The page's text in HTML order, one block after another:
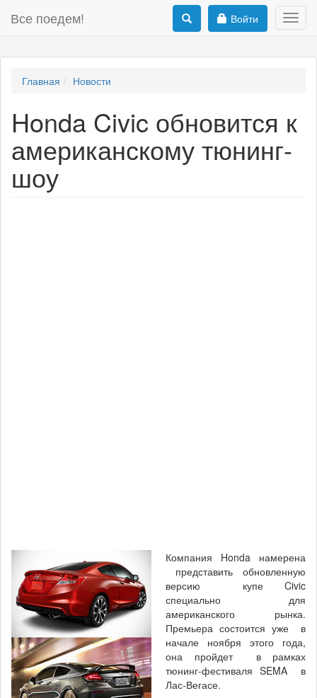
Все поедем! Войти
Главная Новости
Honda Civic обновится к
американскому тюнинг-
шоу
Компания Honda намерена
представить обновленную
версию купе Civic
специально для
американского рынка.
Премьера состоится уже в
начале ноября этого года,
она пройдет в рамках
тюнинг-фестиваля SEMA в
Лас-Вегасе.